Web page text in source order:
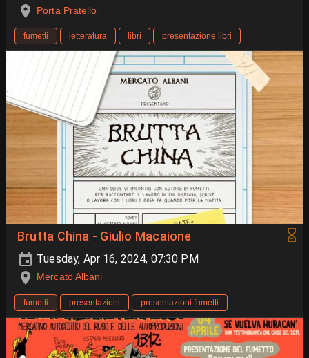
Porta Pratello
fumetti letteratura libri presentazione libri
Brutta China - Giulio Macaione
Tuesday, Apr 16, 2024, 07:30 PM
Mercato Albani
fumetti presentazioni presentazioni fumetti